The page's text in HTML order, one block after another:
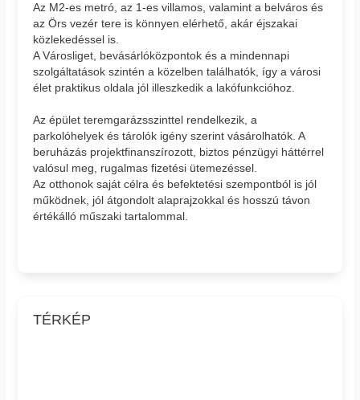
Az M2-es metró, az 1-es villamos, valamint a belváros és
az Örs vezér tere is könnyen elérhető, akár éjszakai
közlekedéssel is.
A Városliget, bevásárlóközpontok és a mindennapi
szolgáltatások szintén a közelben találhatók, így a városi
élet praktikus oldala jól illeszkedik a lakófunkcióhoz.
Az épület teremgarázsszinttel rendelkezik, a
parkolóhelyek és tárolók igény szerint vásárolhatók. A
beruházás projektfinanszírozott, biztos pénzügyi háttérrel
valósul meg, rugalmas fizetési ütemezéssel.
Az otthonok saját célra és befektetési szempontból is jól
működnek, jól átgondolt alaprajzokkal és hosszú távon
értékálló műszaki tartalommal.
TÉRKÉP